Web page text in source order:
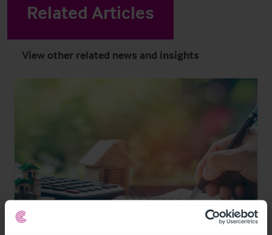
Related Articles
View other related news and insights